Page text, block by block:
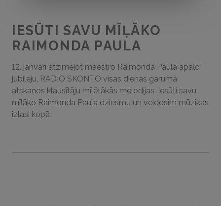
IESŪTI SAVU MĪĻĀKO
RAIMONDA PAULA
12. janvārī atzīmējot maestro Raimonda Paula apaļo
jubileju, RADIO SKONTO visas dienas garumā
atskaņos klausītāju mīlētākās melodijas. Iesūti savu
mīļāko Raimonda Paula dziesmu un veidosim mūzikas
izlasi kopā!